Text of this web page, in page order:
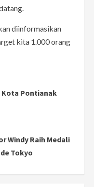
diinformasikan
kita 1.000 orang
Kota Pontianak
Windy Raih Medali
Tokyo